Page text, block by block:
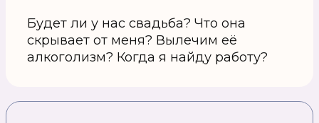
Будет ли у нас свадьба? Что она
скрывает от меня? Вылечим её
алкоголизм? Когда я найду работу?